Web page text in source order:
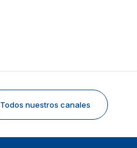
Todos nuestros canales